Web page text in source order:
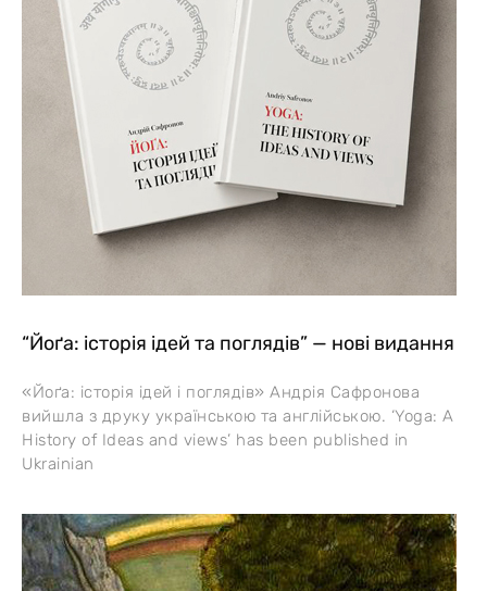
“Йоґа: історія ідей та поглядів” — нові видання
«Йоґа: історія ідей і поглядів» Андрія Сафронова
вийшла з друку українською та англійською. ‘Yoga: A
History of Ideas and views’ has been published in
Ukrainian